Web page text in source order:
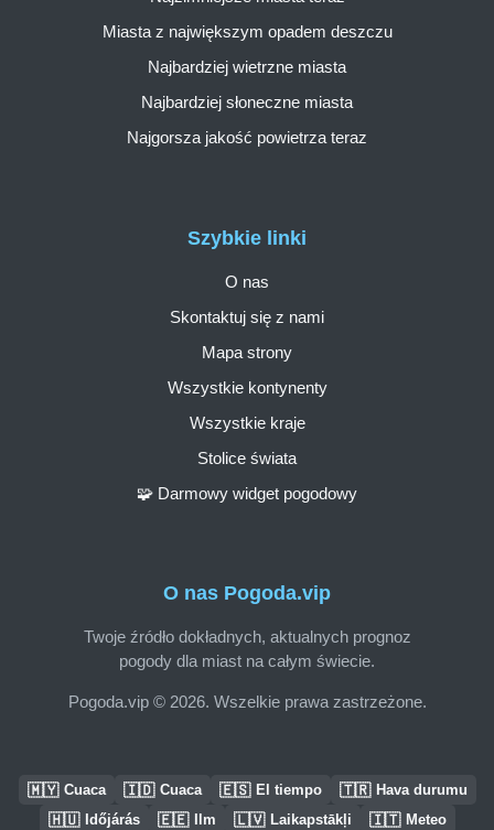
O nas Pogoda.vip
Twoje źródło dokładnych, aktualnych prognoz
pogody dla miast na całym świecie.
Pogoda.vip © 2026. Wszelkie prawa zastrzeżone.
Szybkie linki
O nas
Skontaktuj się z nami
Mapa strony
Wszystkie kontynenty
Wszystkie kraje
Stolice świata
🧩 Darmowy widget pogodowy
Miasta z największym opadem deszczu
Najbardziej wietrzne miasta
Najbardziej słoneczne miasta
Najgorsza jakość powietrza teraz
🇲🇾 Cuaca 🇮🇩 Cuaca 🇪🇸 El tiempo 🇹🇷 Hava durumu
🇭🇺 Időjárás 🇪🇪 Ilm 🇱🇻 Laikapstākļi 🇮🇹 Meteo